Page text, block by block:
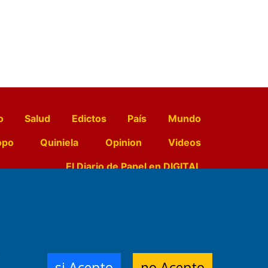
Salud Edictos País
Mundo
Quiniela Opinion
Videos
El Diario de Papel en DIGITAL